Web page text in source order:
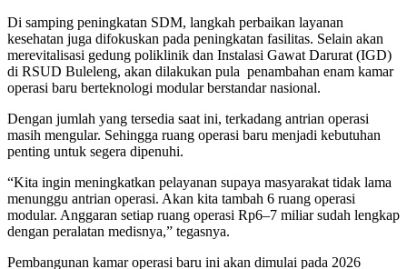
Di samping peningkatan SDM, langkah perbaikan layanan
kesehatan juga difokuskan pada peningkatan fasilitas. Selain akan
merevitalisasi gedung poliklinik dan Instalasi Gawat Darurat (IGD)
di RSUD Buleleng, akan dilakukan pula penambahan enam kamar
operasi baru berteknologi modular berstandar nasional.
Dengan jumlah yang tersedia saat ini, terkadang antrian operasi
masih mengular. Sehingga ruang operasi baru menjadi kebutuhan
penting untuk segera dipenuhi.
“Kita ingin meningkatkan pelayanan supaya masyarakat tidak lama
menunggu antrian operasi. Akan kita tambah 6 ruang operasi
modular. Anggaran setiap ruang operasi Rp6–7 miliar sudah lengkap
dengan peralatan medisnya,” tegasnya.
Pembangunan kamar operasi baru ini akan dimulai pada 2026